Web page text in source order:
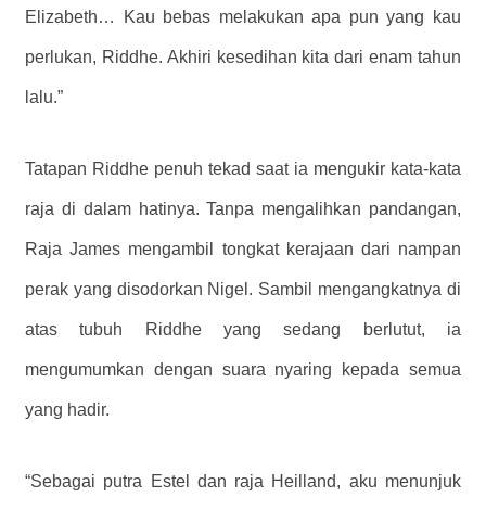
Elizabeth… Kau bebas melakukan apa pun yang kau
perlukan, Riddhe. Akhiri kesedihan kita dari enam tahun
lalu.”
Tatapan Riddhe penuh tekad saat ia mengukir kata-kata
raja di dalam hatinya. Tanpa mengalihkan pandangan,
Raja James mengambil tongkat kerajaan dari nampan
perak yang disodorkan Nigel. Sambil mengangkatnya di
atas tubuh Riddhe yang sedang berlutut, ia
mengumumkan dengan suara nyaring kepada semua
yang hadir.
“Sebagai putra Estel dan raja Heilland, aku menunjuk